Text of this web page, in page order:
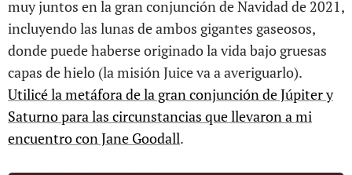
muy juntos en la gran conjunción de Navidad de 2021,
incluyendo las lunas de ambos gigantes gaseosos,
donde puede haberse originado la vida bajo gruesas
capas de hielo (la misión Juice va a averiguarlo).
Utilicé la metáfora de la gran conjunción de Júpiter y
Saturno para las circunstancias que llevaron a mi
encuentro con Jane Goodall.